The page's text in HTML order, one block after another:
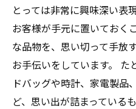
とっては非常に興味深い表
お客様が手元に置いておく
な品物を、思い切って手放
お手伝いをしています。 た
ドバッグや時計、家電製品
ど、思い出が詰まっている